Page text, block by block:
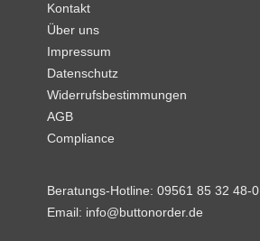
Kontakt
Über uns
Impressum
Datenschutz
Widerrufsbestimmungen
AGB
Compliance
Beratungs-Hotline:09561 85 32 48-0
Email: info@buttonorder.de